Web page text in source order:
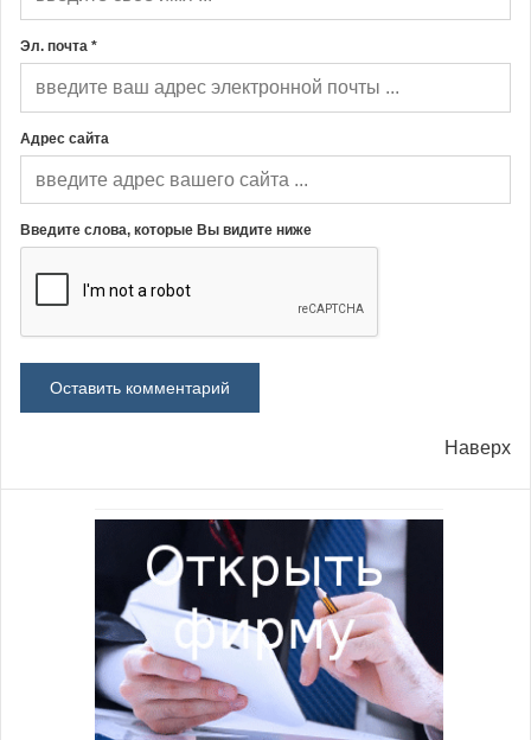
Эл. почта *
Адрес сайта
Введите слова, которые Вы видите ниже
Наверх